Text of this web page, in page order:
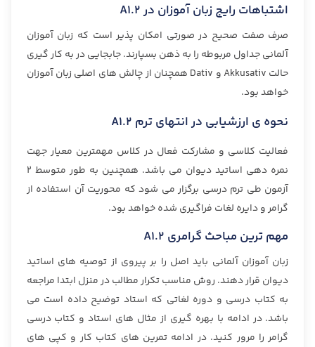
اشتباهات رایج زبان آموزان در A1.2
صرف صفت صحیح در صورتی امكان پذیر است كه زبان آموزان
آلمانی جداول مربوطه را به ذهن بسپارند. جابجایی در به كار گیری
حالت Akkusativ و Dativ همچنان از چالش های اصلی زبان آموزان
خواهد بود.
نحوه ی ارزشیابی در انتهای ترم A1.2
فعالیت كلاسی و مشاركت فعال در كلاس مهمترین معیار جهت
نمره دهی اساتید دیوان می باشد. همچنین به طور متوسط ٢
آزمون طی ترم درسی برگزار می شود كه محوریت آن استفاده از
گرامر و دایره لغات فراگیری شده خواهد بود.
مهم ترین مباحث گرامری A1.2
زبان آموزان آلمانی باید اصل را بر پیروی از توصیه های اساتید
دیوان قرار دهند. روش مناسب تکرار مطالب در منزل ابتدا مراجعه
به کتاب درسی و دوره لغاتی که استاد توضیح داده است می
باشد. در ادامه با بهره گیری از مثال های استاد و کتاب درسی
گرامر را مرور کنید. در ادامه تمرین های کتاب کار و کپی های